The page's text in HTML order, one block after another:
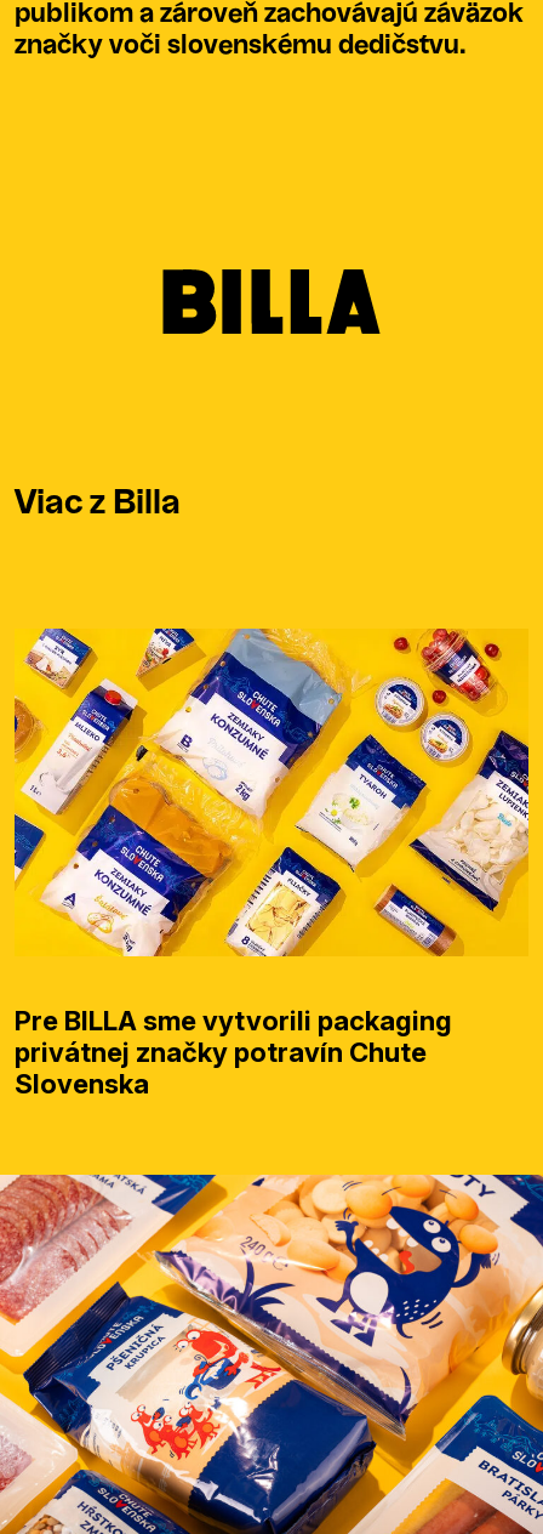
publikom a zároveň zachovávajú záväzok
značky voči slovenskému dedičstvu.
Viac z Billa
Pre BILLA sme vytvorili packaging
privátnej značky potravín Chute
Slovenska